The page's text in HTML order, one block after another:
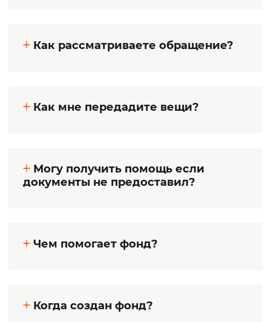
Как рассматриваете обращение?
Как мне передадите вещи?
Могу получить помощь если
документы не предоставил?
Чем помогает фонд?
Когда создан фонд?